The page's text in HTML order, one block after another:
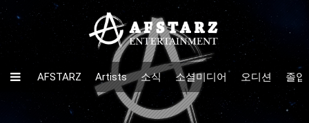
AFSTARZ Artists 소식 소셜미디어 오디션 졸업